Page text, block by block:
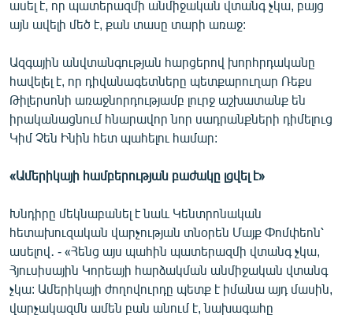
Հայերեն
English
Русский
ՀԵՏԵՎԵՔ ՄԵԶ
«Ազատության» բոլոր կայքերը
ասել է, որ պատերազմի անմիջական վտանգ չկա, բայց
այն ավելի մեծ է, քան տասը տարի առաջ:
Ազգային անվտանգության հարցերով խորհրդականը
հավելել է, որ դիվանագետները պետքարուղար Ռեքս
Թիլերսոնի առաջնորդությամբ լուրջ աշխատանք են
իրականացնում հնարավոր նոր սադրանքների դիմելուց
Կիմ Չեն Ինին հետ պահելու համար:
«Ամերիկայի համբերության բաժակը լցվել է»
Խնդիրը մեկնաբանել է նաև Կենտրոնական
հետախուզական վարչության տնօրեն Մայք Փոմփեոն՝
ասելով․ - «Հենց այս պահին պատերազմի վտանգ չկա,
Հյուսիսային Կորեայի հարձակման անմիջական վտանգ
չկա: Ամերիկայի ժողովուրդը պետք է իմանա այդ մասին,
վարչակազմն ամեն բան անում է, նախագահը